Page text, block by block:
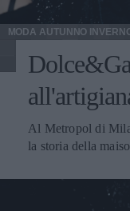
MODA AUTUNNO
Al Metropol di
la storia della